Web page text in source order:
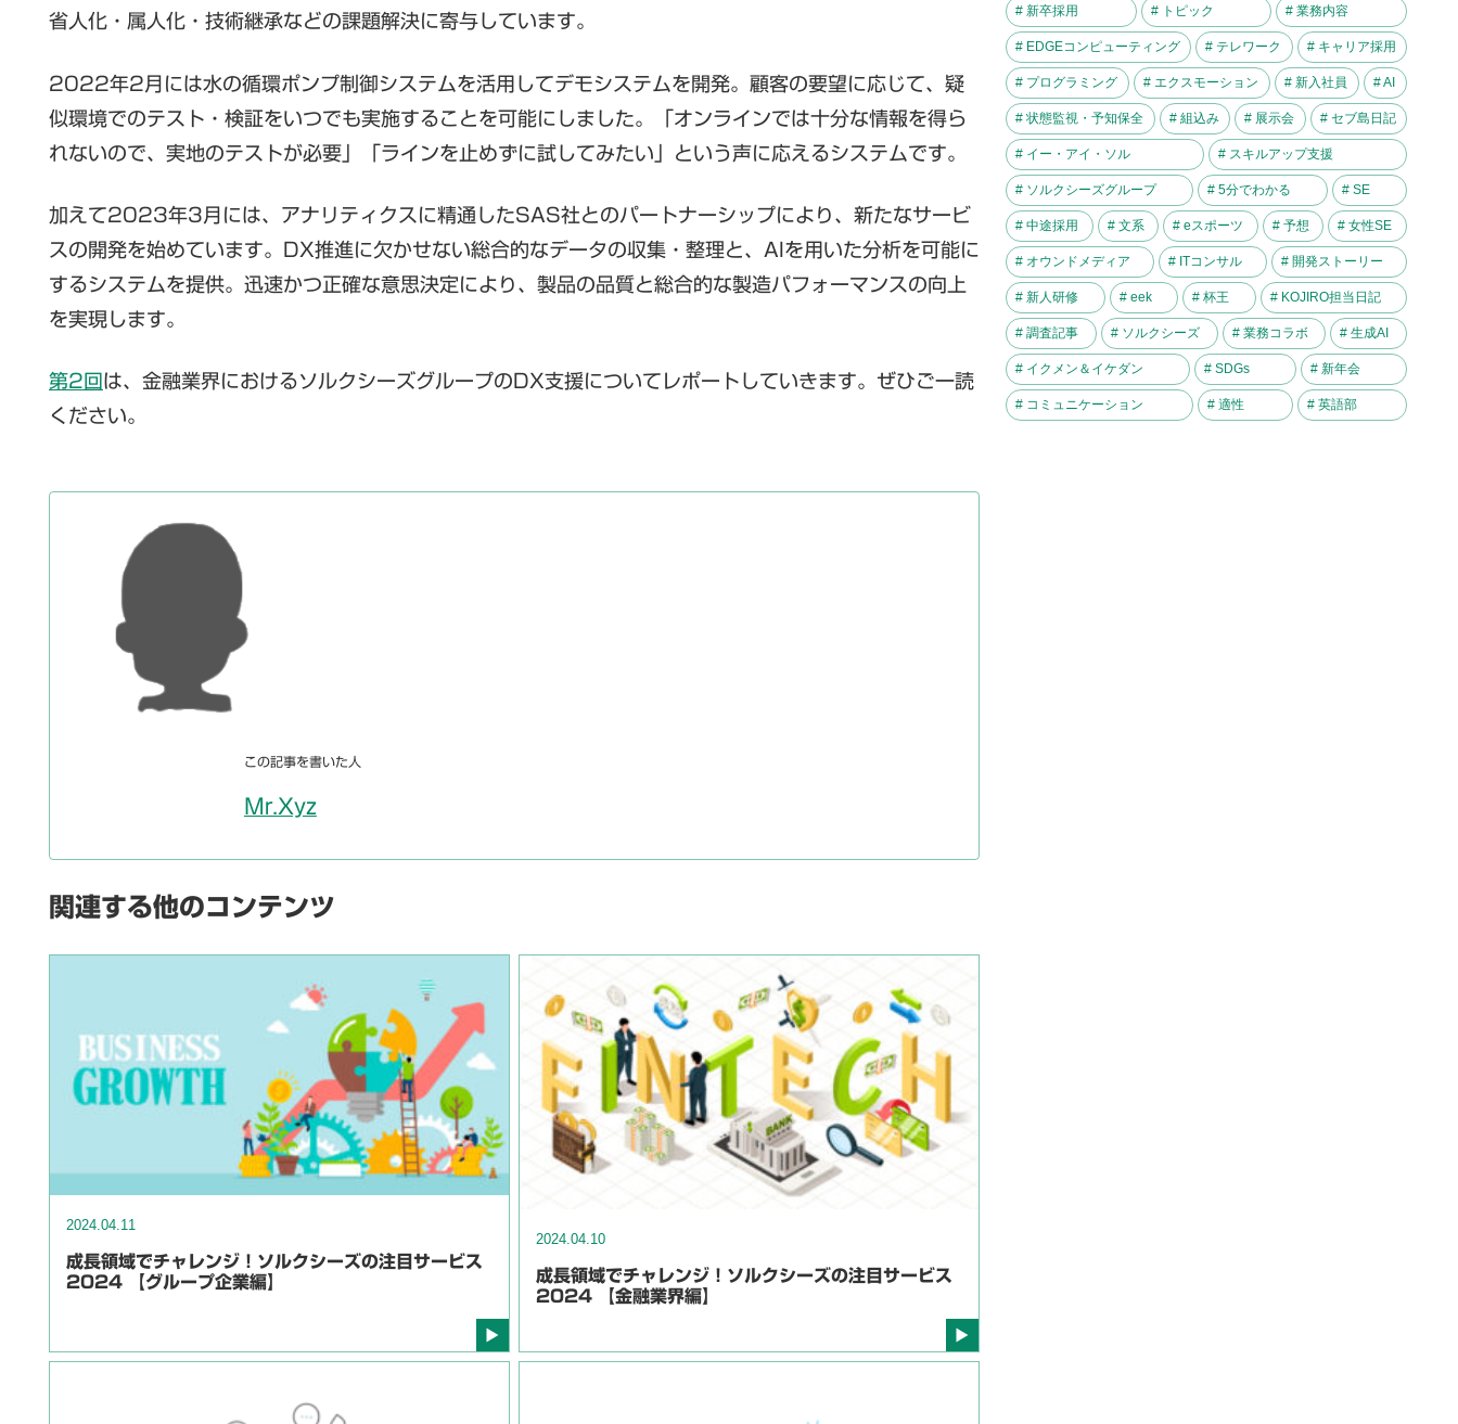
省人化・属人化・技術継承などの課題解決に寄与しています。
2022年2月には水の循環ポンプ制御システムを活用してデモシステムを開発。顧客の要望に応じて、疑
似環境でのテスト・検証をいつでも実施することを可能にしました。「オンラインでは十分な情報を得ら
れないので、実地のテストが必要」「ラインを止めずに試してみたい」という声に応えるシステムです。
加えて2023年3月には、アナリティクスに精通したSAS社とのパートナーシップにより、新たなサービ
スの開発を始めています。DX推進に欠かせない総合的なデータの収集・整理と、AIを用いた分析を可能に
するシステムを提供。迅速かつ正確な意思決定により、製品の品質と総合的な製造パフォーマンスの向上
を実現します。
第2回 は、金融業界におけるソルクシーズグループのDX支援についてレポートしていきます。ぜひご一読
ください。
この記事を書いた人
Mr.Xyz
関連する他のコンテンツ
2024.04.11
成長領域でチャレンジ！ソルクシーズの注目サービス
2024 【グループ企業編】
2024.04.10
成長領域でチャレンジ！ソルクシーズの注目サービス
2024 【金融業界編】
# 新卒採用 # トピック # 業務内容
# EDGEコンピューティング # テレワーク # キャリア採用
# プログラミング # エクスモーション # 新入社員 # AI
# 状態監視・予知保全 # 組込み # 展示会 # セブ島日記
# イー・アイ・ソル # スキルアップ支援
# ソルクシーズグループ # 5分でわかる # SE
# 中途採用 # 文系 # eスポーツ # 予想 # 女性SE
# オウンドメディア # ITコンサル # 開発ストーリー
# 新人研修 # eek # 杯王 # KOJIRO担当日記
# 調査記事 # ソルクシーズ # 業務コラボ # 生成AI
# イクメン＆イケダン # SDGs # 新年会
# コミュニケーション # 適性 # 英語部